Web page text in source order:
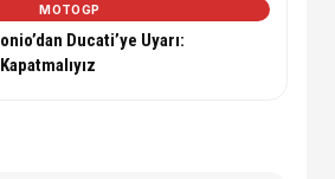
MOTOGP
Ducati’ye Uyarı: